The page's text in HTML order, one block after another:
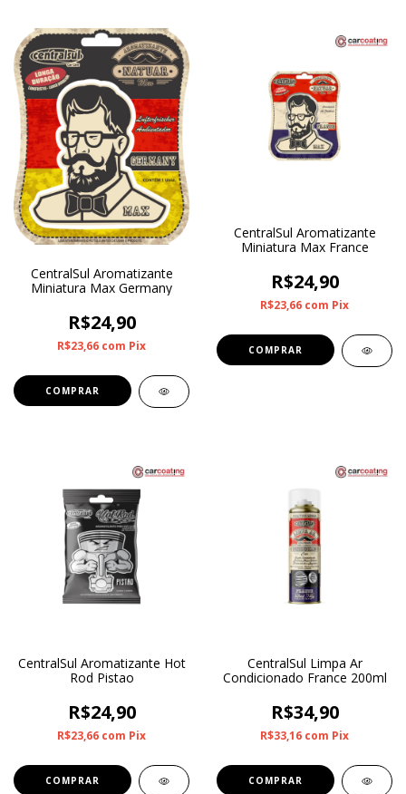
CentralSul Aromatizante
Miniatura Max Germany
R$24,90
R$23,66 com Pix
CentralSul Aromatizante
Miniatura Max France
R$24,90
R$23,66 com Pix
CentralSul Aromatizante Hot
Rod Pistao
R$24,90
R$23,66 com Pix
CentralSul Limpa Ar
Condicionado France 200ml
R$34,90
R$33,16 com Pix